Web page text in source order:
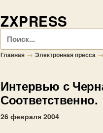
ZXPRESS
Поиск
Главная → Электронная пресса
Интервью с
Соответственно.
26 февраля 2004